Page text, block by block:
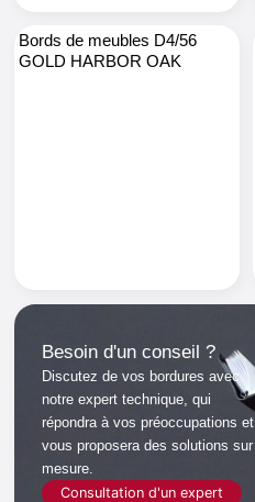
Bords de meubles D4/56
GOLD HARBOR OAK
Besoin d'un conseil ?
Discutez de vos bordures avec
notre expert technique , qui
répondra à vos préoccupationset
vous proposera des solutions sur
mesure.
Consultation d'un expert